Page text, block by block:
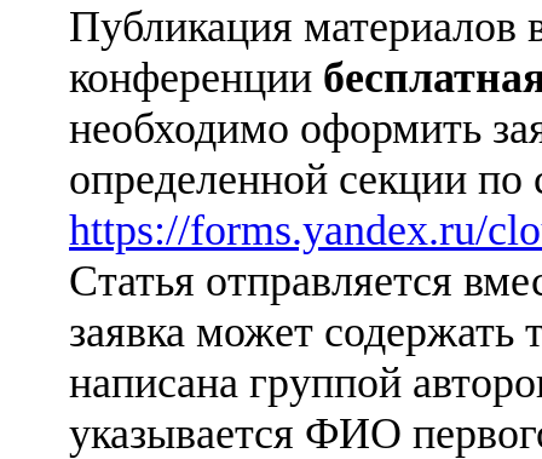
Публикация материалов
конференции
необходимо оформить
определенной секции по
https://forms.yandex.ru/
Статья отправляется
заявка может содержать
написана группой
указывается ФИО